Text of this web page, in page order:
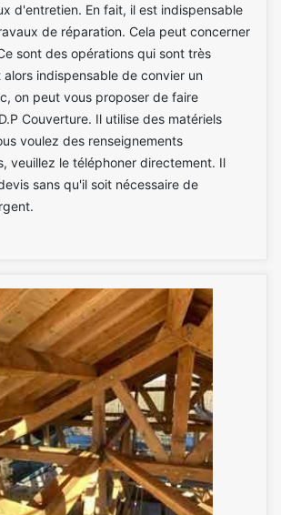
d'entretien. En fait, il est indispensable
de réparation. Cela peut concerner
sont des opérations qui sont très
indispensable de convier un
on peut vous proposer de faire
Couverture. Il utilise des matériels
voulez des renseignements
veuillez le téléphoner directement. Il
sans qu'il soit nécessaire de